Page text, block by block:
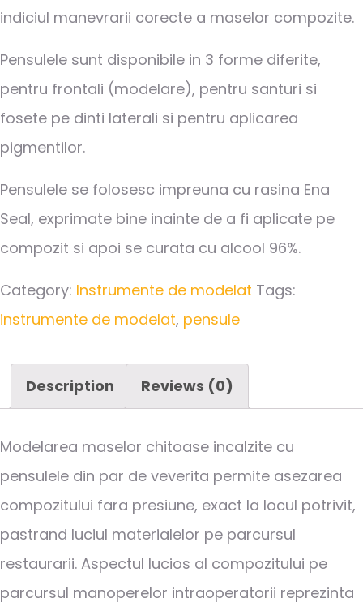
indiciul manevrarii corecte a maselor compozite.
Pensulele sunt disponibile in 3 forme diferite,
pentru frontali (modelare), pentru santuri si
fosete pe dinti laterali si pentru aplicarea
pigmentilor.
Pensulele se folosesc impreuna cu rasina Ena
Seal, exprimate bine inainte de a fi aplicate pe
compozit si apoi se curata cu alcool 96%.
Category: Instrumente de modelat Tags:
instrumente de modelat, pensule
Description Reviews (0)
Modelarea maselor chitoase incalzite cu
pensulele din par de veverita permite asezarea
compozitului fara presiune, exact la locul potrivit,
pastrand luciul materialelor pe parcursul
restaurarii. Aspectul lucios al compozitului pe
parcursul manoperelor intraoperatorii reprezinta